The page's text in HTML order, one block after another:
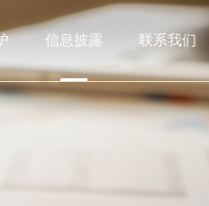
信息披露 联系我们